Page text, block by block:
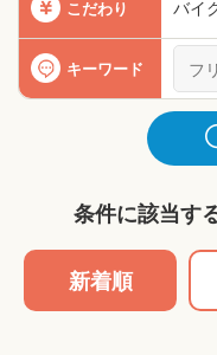
こだわり バイ
キーワード
条件に該当す
新着順